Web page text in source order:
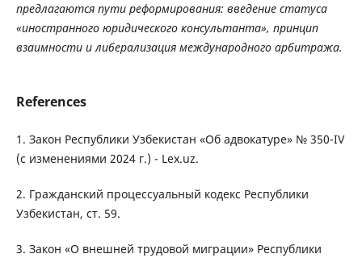
предлагаются пути реформирования: введение статуса
«иностранного юридического консультанта», принцип
взаимности и либерализация международного арбитража.
References
1. Закон Республики Узбекистан «Об адвокатуре» № 350-IV
(с изменениями 2024 г.) - Lex.uz.
2. Гражданский процессуальный кодекс Республики
Узбекистан, ст. 59.
3. Закон «О внешней трудовой миграции» Республики